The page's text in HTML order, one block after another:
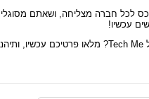
לכל חברה מצליחה, ושאתם
עכשיו!
Tech Me? מלאו פרטיכם עכשיו,